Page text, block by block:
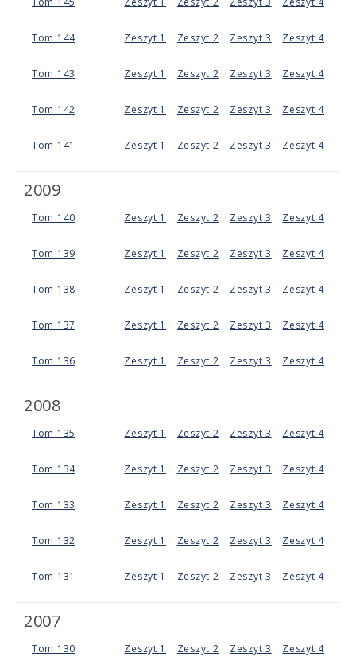
Tom 144 Zeszyt 1 Zeszyt 2 Zeszyt 3 Zeszyt 4
Tom 143 Zeszyt 1 Zeszyt 2 Zeszyt 3 Zeszyt 4
Tom 142 Zeszyt 1 Zeszyt 2 Zeszyt 3 Zeszyt 4
Tom 141 Zeszyt 1 Zeszyt 2 Zeszyt 3 Zeszyt 4
2009
Tom 140 Zeszyt 1 Zeszyt 2 Zeszyt 3 Zeszyt 4
Tom 139 Zeszyt 1 Zeszyt 2 Zeszyt 3 Zeszyt 4
Tom 138 Zeszyt 1 Zeszyt 2 Zeszyt 3 Zeszyt 4
Tom 137 Zeszyt 1 Zeszyt 2 Zeszyt 3 Zeszyt 4
Tom 136 Zeszyt 1 Zeszyt 2 Zeszyt 3 Zeszyt 4
2008
Tom 135 Zeszyt 1 Zeszyt 2 Zeszyt 3 Zeszyt 4
Tom 134 Zeszyt 1 Zeszyt 2 Zeszyt 3 Zeszyt 4
Tom 133 Zeszyt 1 Zeszyt 2 Zeszyt 3 Zeszyt 4
Tom 132 Zeszyt 1 Zeszyt 2 Zeszyt 3 Zeszyt 4
Tom 131 Zeszyt 1 Zeszyt 2 Zeszyt 3 Zeszyt 4
2007
Tom 130 Zeszyt 1 Zeszyt 2 Zeszyt 3 Zeszyt 4